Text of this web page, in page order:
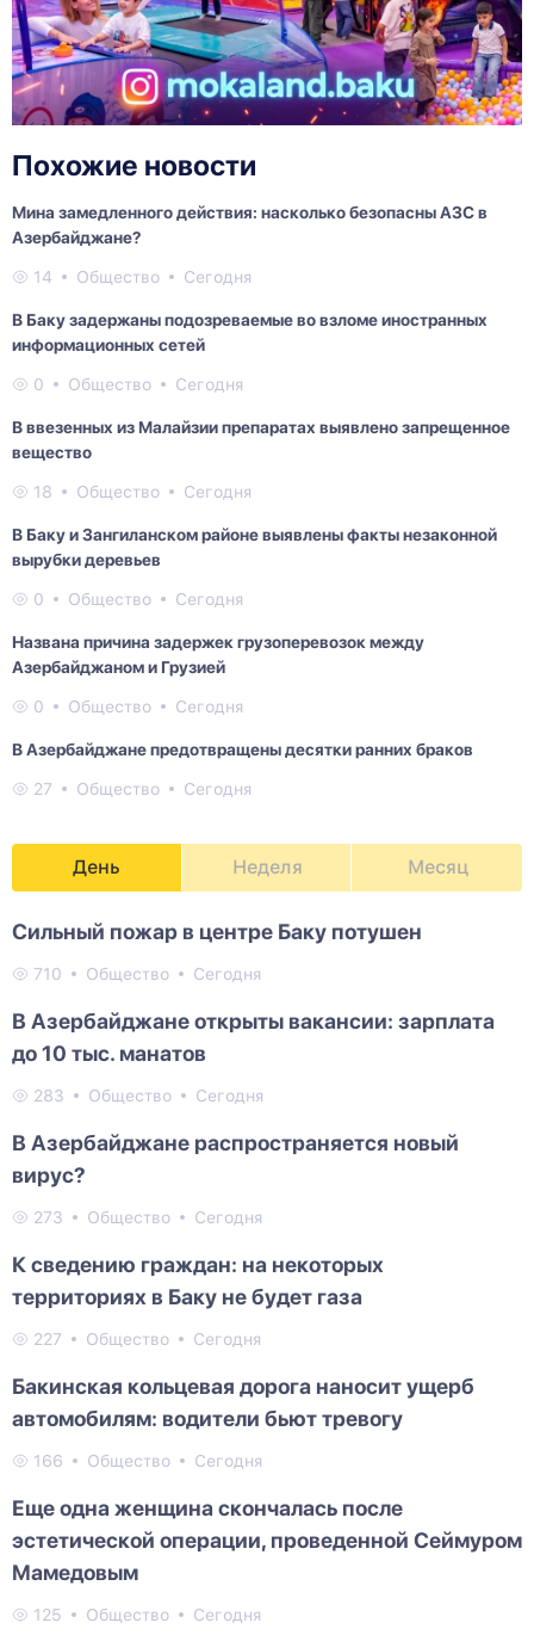
Похожие новости
Мина замедленного действия: насколько безопасны АЗС в
Азербайджане?
14 Общество Сегодня
В Баку задержаны подозреваемые во взломе иностранных
информационных сетей
0 Общество Сегодня
В ввезенных из Малайзии препаратах выявлено запрещенное
вещество
18 Общество Сегодня
В Баку и Зангиланском районе выявлены факты незаконной
вырубки деревьев
0 Общество Сегодня
Названа причина задержек грузоперевозок между
Азербайджаном и Грузией
0 Общество Сегодня
В Азербайджане предотвращены десятки ранних браков
27 Общество Сегодня
День Неделя Месяц
Сильный пожар в центре Баку потушен
710 Общество Сегодня
В Азербайджане открыты вакансии: зарплата
до 10 тыс. манатов
283 Общество Сегодня
В Азербайджане распространяется новый
вирус?
273 Общество Сегодня
К сведению граждан: на некоторых
территориях в Баку не будет газа
227 Общество Сегодня
Бакинская кольцевая дорога наносит ущерб
автомобилям: водители бьют тревогу
166 Общество Сегодня
Еще одна женщина скончалась после
эстетической операции, проведенной Сеймуром
Мамедовым
125 Общество Сегодня